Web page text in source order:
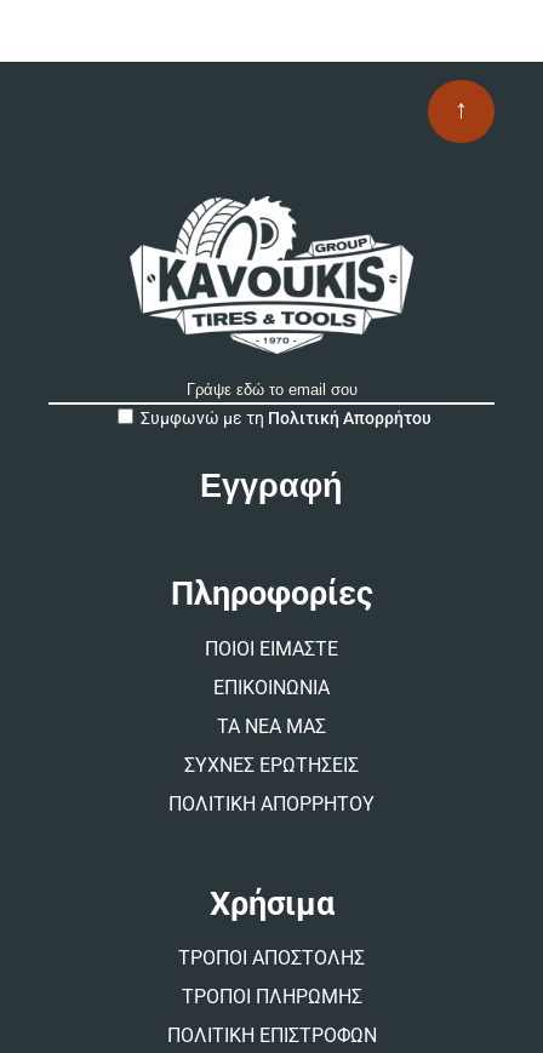
↑
Συμφωνώ με τη Πολιτική Απορρήτου
Πληροφορίες
ΠΟΙΟΙ ΕΙΜΑΣΤΕ
ΕΠΙΚΟΙΝΩΝΙΑ
ΤΑ ΝΕΑ ΜΑΣ
ΣΥΧΝΕΣ ΕΡΩΤΗΣΕΙΣ
ΠΟΛΙΤΙΚΗ ΑΠΟΡΡΗΤΟΥ
Χρήσιμα
ΤΡΟΠΟΙ ΑΠΟΣΤΟΛΗΣ
ΤΡΟΠΟΙ ΠΛΗΡΩΜΗΣ
ΠΟΛΙΤΙΚΗ ΕΠΙΣΤΡΟΦΩΝ